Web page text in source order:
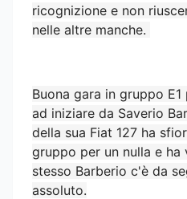
ricognizione e non
nelle altre manche.
Buona gara in gruppo
ad iniziare da Saverio
della sua Fiat 127 ha
gruppo per un nulla e ha
stesso Barberio c'è da
assoluto.